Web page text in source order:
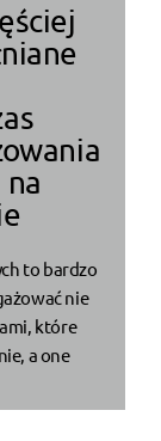
to bardzo
nie
które
a one